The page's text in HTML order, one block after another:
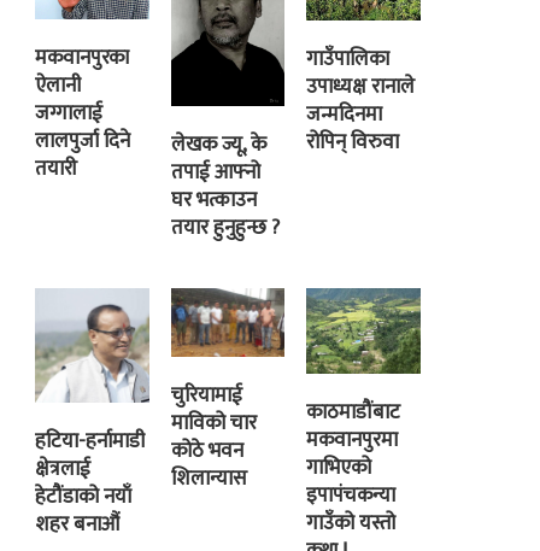
मकवानपुरका
ऐलानी
जग्गालाई
लालपुर्जा दिने
तयारी
लेखक ज्यू, के
तपाई आफ्नो
घर भत्काउन
तयार हुनुहुन्छ ?
गाउँपालिका
उपाध्यक्ष रानाले
जन्मदिनमा
रोपिन् विरुवा
हटिया-हर्नामाडी
क्षेत्रलाई
हेटौंडाको नयाँ
शहर बनाऔं
चुरियामाई
माविको चार
कोठे भवन
शिलान्यास
काठमाडौंबाट
मकवानपुरमा
गाभिएको
इपापंचकन्या
गाउँको यस्तो